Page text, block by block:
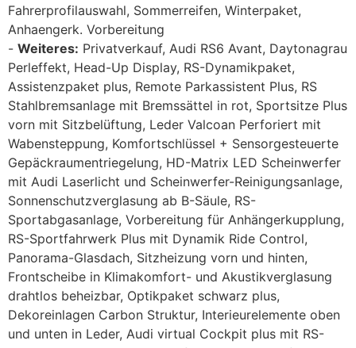
Fahrerprofilauswahl, Sommerreifen, Winterpaket,
Anhaengerk. Vorbereitung
Weiteres: Privatverkauf, Audi RS6 Avant, Daytonagrau
Perleffekt, Head-Up Display, RS-Dynamikpaket,
Assistenzpaket plus, Remote Parkassistent Plus, RS
Stahlbremsanlage mit Bremssättel in rot, Sportsitze Plus
vorn mit Sitzbelüftung, Leder Valcoan Perforiert mit
Wabensteppung, Komfortschlüssel + Sensorgesteuerte
Gepäckraumentriegelung, HD-Matrix LED Scheinwerfer
mit Audi Laserlicht und Scheinwerfer-Reinigungsanlage,
Sonnenschutzverglasung ab B-Säule, RS-
Sportabgasanlage, Vorbereitung für Anhängerkupplung,
RS-Sportfahrwerk Plus mit Dynamik Ride Control,
Panorama-Glasdach, Sitzheizung vorn und hinten,
Frontscheibe in Klimakomfort- und Akustikverglasung
drahtlos beheizbar, Optikpaket schwarz plus,
Dekoreinlagen Carbon Struktur, Interieurelemente oben
und unten in Leder, Audi virtual Cockpit plus mit RS-